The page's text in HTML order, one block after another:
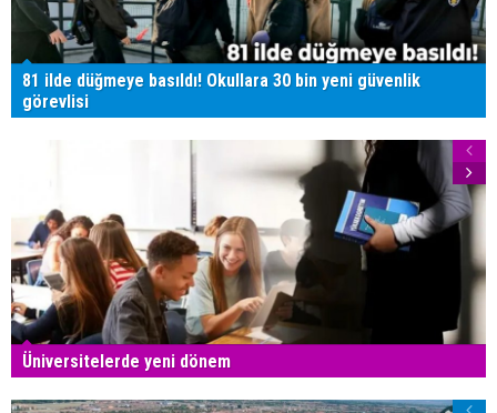
81 ilde düğmeye basıldı! Okullara 30 bin yeni güvenlik
görevlisi
Üniversitelerde yeni dönem